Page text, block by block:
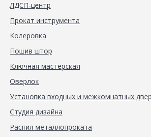
ЛДСП-центр
Прокат инструмента
Колеровка
Пошив штор
Ключная мастерская
Оверлок
Установка входных и межкомнатных
Студия дизайна
Распил металлопроката